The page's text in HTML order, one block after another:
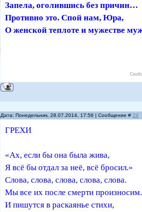
Запела, оголившись без причин…
Противно это. Спой нам, Юра,
О женской теплоте и мужестве
Дата: Понедельник, 28.07.2014, 17:56 | Сообщение #29
ГРЕХИ
«Ах, если бы она была жива,
Я всё бы отдал за неё, всё бросил.»
Слова, слова, слова, слова, слова.
Мы все их после смерти произносим.
И пишутся в раскаянье стихи,